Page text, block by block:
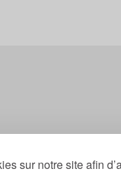
sur notre site afin